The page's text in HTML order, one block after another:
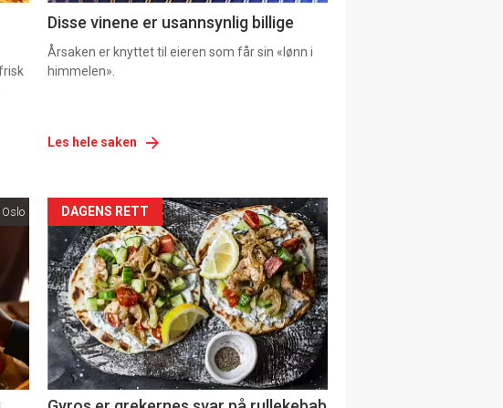
Disse vinene er usannsynlig billige
Årsaken er knyttet til eieren som får sin «lønn i
himmelen».
Les hele saken
Forsiden
akkurat
nå
-
6
DAGENS RETT